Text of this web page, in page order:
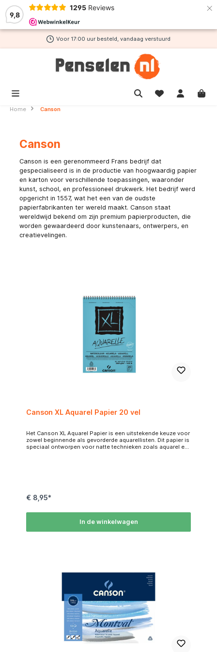
9,8
1295 Reviews ×
hoofdinhoud
Voor 17:00 uur besteld, vandaag verstuurd
Home Canson
Canson
Canson is een gerenommeerd Frans bedrijf dat
gespecialiseerd is in de productie van hoogwaardig papier
en karton voor verschillende toepassingen, waaronder
kunst, school, en professioneel drukwerk. Het bedrijf werd
opgericht in 1557, wat het een van de oudste
papierfabrikanten ter wereld maakt. Canson staat
wereldwijd bekend om zijn premium papierproducten, die
worden gewaardeerd door kunstenaars, ontwerpers, en
creatievelingen.
Canson XL Aquarel Papier 20 vel
Het Canson XL Aquarel Papier is een uitstekende keuze voor
zowel beginnende als gevorderde aquarellisten. Dit papier is
speciaal ontworpen voor natte technieken zoals aquarel en
€ 8,95*
In de winkelwagen